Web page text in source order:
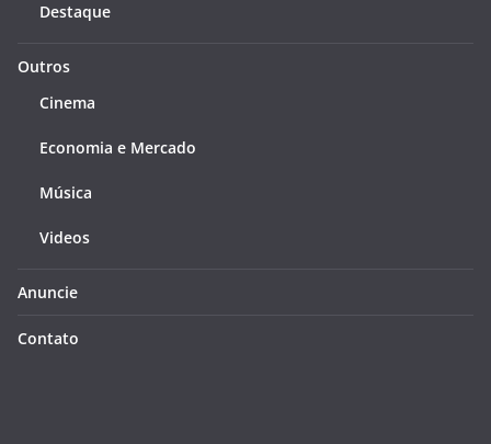
Destaque
Outros
Cinema
Economia e Mercado
Música
Videos
Anuncie
Contato